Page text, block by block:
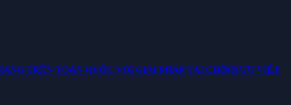
TRÊN TOÀN QUỐC VỚI GIẢI PHÁP TÀI CHÍNH ƯU VIỆT